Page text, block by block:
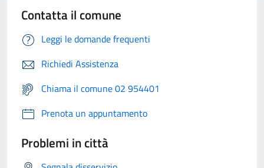
Contatta il comune
Leggi le domande frequenti
Richiedi Assistenza
Chiama il comune 02 954401
Prenota un appuntamento
Problemi in città